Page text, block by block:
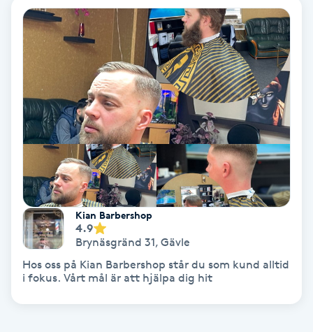
Volymfransar
Yin Yoga
Yoga
Yoga Nidra
Yogamassage
Zonterapi
Kian Barbershop
4.9
Brynäsgränd 31, Gävle
Hos oss på Kian Barbershop står du som kund alltid
i fokus. Vårt mål är att hjälpa dig hit